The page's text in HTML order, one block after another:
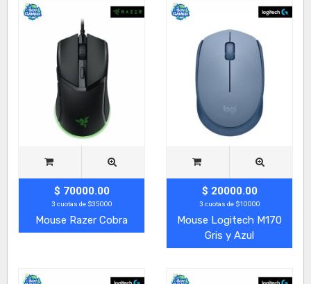
$ 70000.00
3 cuotas de $35000
Mouse Razer Cobra
$ 20000.00
3 cuotas de $10000
Mouse Logitech M170
Gris y Azul